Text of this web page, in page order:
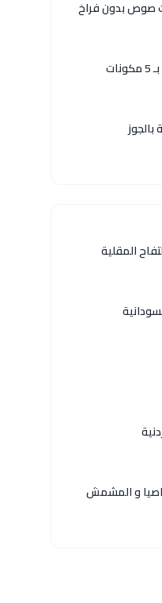
صوص بدون فراخ
المقلية
و المشمش